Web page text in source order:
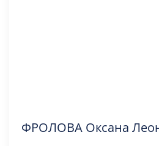
ФРОЛОВА Оксана